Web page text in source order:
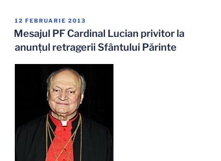
PUBLICAT
PE
12 FEBRUARIE 2013
Mesajul PF Cardinal Lucian privitor la
anunţul retragerii Sfântului Părinte